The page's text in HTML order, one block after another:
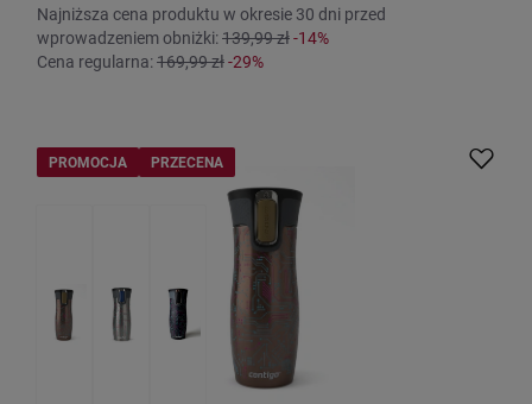
Najniższa cena produktu w okresie 30 dni przed
wprowadzeniem obniżki:139,99 zł-14%
Cena regularna:169,99 zł-29%
PROMOCJA PRZECENA